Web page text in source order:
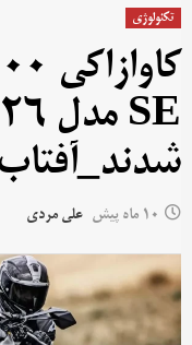
تکنولوژی
10 ماه پیش علی مردی